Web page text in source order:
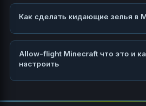
Как сделать кидающие зелья в
Allow-flight Minecraft что это и
настроить